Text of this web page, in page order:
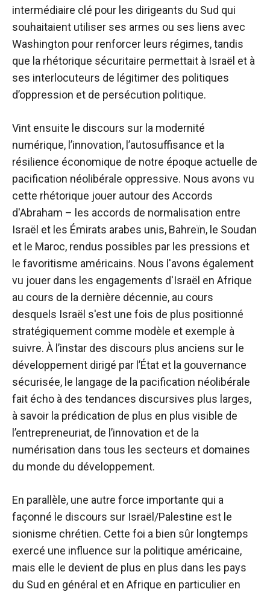
intermédiaire clé pour les dirigeants du Sud qui
souhaitaient utiliser ses armes ou ses liens avec
Washington pour renforcer leurs régimes, tandis
que la rhétorique sécuritaire permettait à Israël et à
ses interlocuteurs de légitimer des politiques
d’oppression et de persécution politique.
Vint ensuite le discours sur la modernité
numérique, l’innovation, l’autosuffisance et la
résilience économique de notre époque actuelle de
pacification néolibérale oppressive. Nous avons vu
cette rhétorique jouer autour des Accords
d'Abraham – les accords de normalisation entre
Israël et les Émirats arabes unis, Bahreïn, le Soudan
et le Maroc, rendus possibles par les pressions et
le favoritisme américains. Nous l'avons également
vu jouer dans les engagements d'Israël en Afrique
au cours de la dernière décennie, au cours
desquels Israël s'est une fois de plus positionné
stratégiquement comme modèle et exemple à
suivre. À l’instar des discours plus anciens sur le
développement dirigé par l’État et la gouvernance
sécurisée, le langage de la pacification néolibérale
fait écho à des tendances discursives plus larges,
à savoir la prédication de plus en plus visible de
l’entrepreneuriat, de l’innovation et de la
numérisation dans tous les secteurs et domaines
du monde du développement.
En parallèle, une autre force importante qui a
façonné le discours sur Israël/Palestine est le
sionisme chrétien. Cette foi a bien sûr longtemps
exercé une influence sur la politique américaine,
mais elle le devient de plus en plus dans les pays
du Sud en général et en Afrique en particulier en